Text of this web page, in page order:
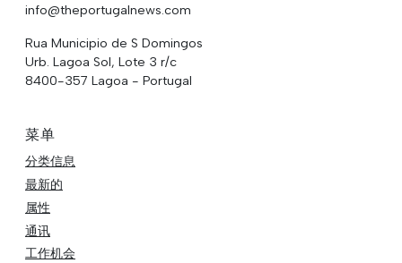
info@theportugalnews.com
Rua Municipio de S Domingos
Urb. Lagoa Sol, Lote 3 r/c
8400-357 Lagoa - Portugal
菜单
分类信息
最新的
属性
通讯
工作机会